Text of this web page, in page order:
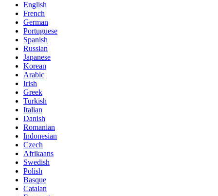
English
French
German
Portuguese
Spanish
Russian
Japanese
Korean
Arabic
Irish
Greek
Turkish
Italian
Danish
Romanian
Indonesian
Czech
Afrikaans
Swedish
Polish
Basque
Catalan